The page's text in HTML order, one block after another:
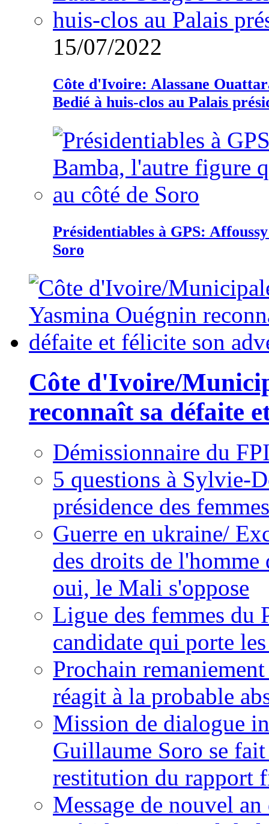
15/07/2022
Côte d'Ivoire: Alassane
Bedié à huis-clos au Palais
Présidentiables à GPS:
Soro
Côte d'Ivoire/
reconnaît sa défaite
Démissionnaire du
5 questions à Sylvie-
présidence des
Guerre en ukraine/
des droits de
oui, le Mali s'oppose
Ligue des femmes du
candidate qui porte
Prochain
réagit à la probable
Mission de dialogue
Guillaume Soro se
restitution du rapport
Message de nouvel